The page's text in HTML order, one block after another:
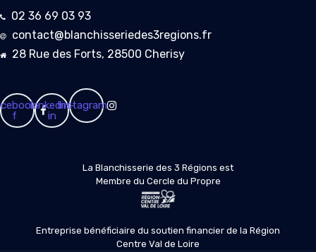
02 36 69 03 93
contact@blanchisseriedes3regions.fr
28 Rue des Forts, 28500 Cherisy
f
Linkedin-
in
Instagram
La Blanchisserie des 3 Régions est
Membre du Cercle du Propre
Entreprise bénéficiaire du soutien financier de la Région
Centre Val de Loire